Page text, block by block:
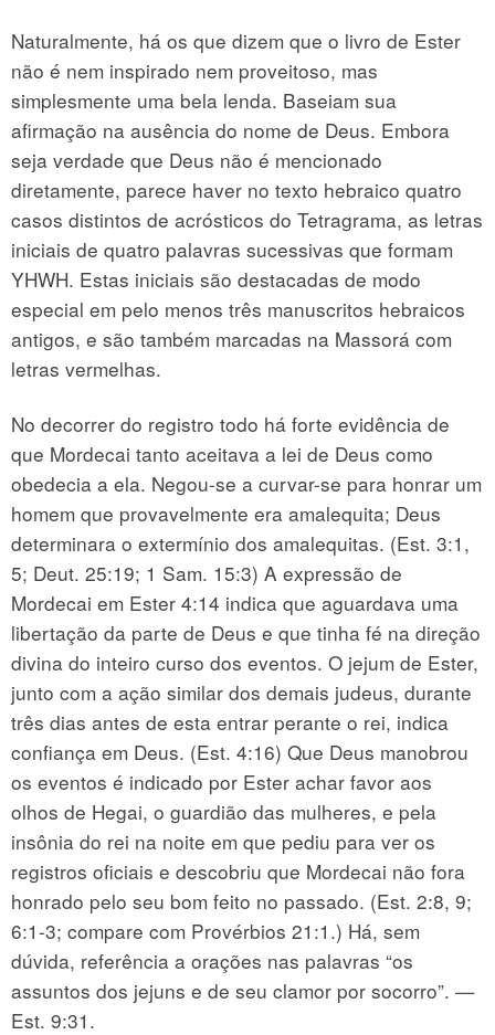
Naturalmente, há os que dizem que o livro de Ester
não é nem inspirado nem proveitoso, mas
simplesmente uma bela lenda. Baseiam sua
afirmação na ausência do nome de Deus. Embora
seja verdade que Deus não é mencionado
diretamente, parece haver no texto hebraico quatro
casos distintos de acrósticos do Tetragrama, as letras
iniciais de quatro palavras sucessivas que formam
YHWH. Estas iniciais são destacadas de modo
especial em pelo menos três manuscritos hebraicos
antigos, e são também marcadas na Massorá com
letras vermelhas.
No decorrer do registro todo há forte evidência de
que Mordecai tanto aceitava a lei de Deus como
obedecia a ela. Negou-se a curvar-se para honrar um
homem que provavelmente era amalequita; Deus
determinara o extermínio dos amalequitas. (Est. 3:1,
5; Deut. 25:19; 1 Sam. 15:3) A expressão de
Mordecai em Ester 4:14 indica que aguardava uma
libertação da parte de Deus e que tinha fé na direção
divina do inteiro curso dos eventos. O jejum de Ester,
junto com a ação similar dos demais judeus, durante
três dias antes de esta entrar perante o rei, indica
confiança em Deus. (Est. 4:16) Que Deus manobrou
os eventos é indicado por Ester achar favor aos
olhos de Hegai, o guardião das mulheres, e pela
insônia do rei na noite em que pediu para ver os
registros oficiais e descobriu que Mordecai não fora
honrado pelo seu bom feito no passado. (Est. 2:8, 9;
6:1-3; compare com Provérbios 21:1.) Há, sem
dúvida, referência a orações nas palavras “os
assuntos dos jejuns e de seu clamor por socorro”. —
Est. 9:31.